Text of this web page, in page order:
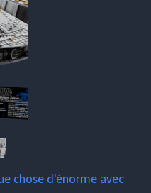
chose d'énorme avec